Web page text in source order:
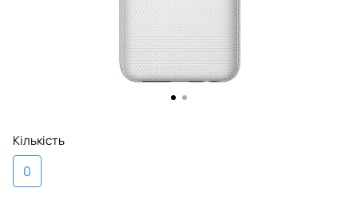
Кількість
0